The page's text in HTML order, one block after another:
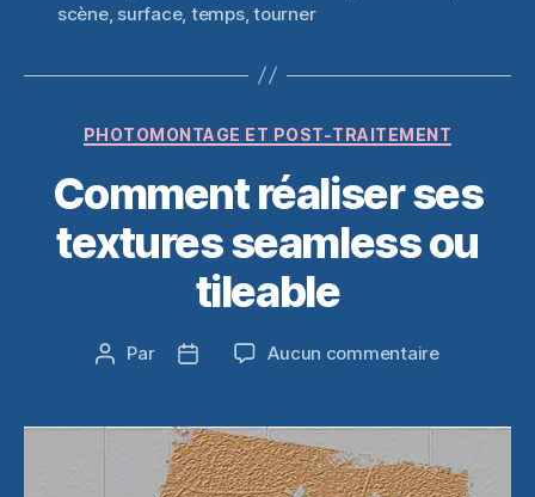
scène, surface, temps,tourner
Catégories
PHOTOMONTAGE ET POST-TRAITEMENT
Comment réaliser ses
textures seamless ou
tileable
Auteur
Par
Date
Aucun commentairesur
ses
seamless